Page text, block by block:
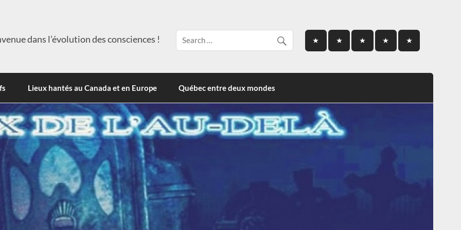
dans l’évolution des consciences !
Lieux hantés au Canada et en Europe Québec entre deux mondes